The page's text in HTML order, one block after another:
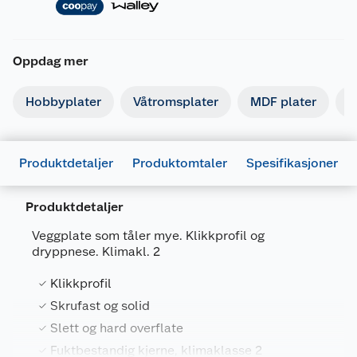
Oppdag mer
Hobbyplater Våtromsplater MDF plater
Produktdetaljer Produktomtaler Spesifikasjoner
Produktdetaljer
Veggplate som tåler mye. Klikkprofil og
dryppnese. Klimakl. 2
Klikkprofil
Skrufast og solid
Slett og hard overflate
Fuktbestandig kjerne, klimaklasse 2
Generelt
Artikkelnummer
Leverandørens artikkelnummer